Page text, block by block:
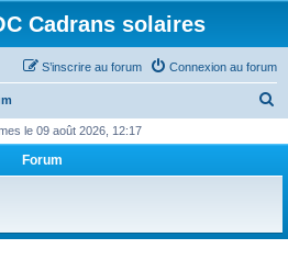
Cadrans solaires
Connexion au forum
S’inscrire au forum
h
r
le 09 août 2026, 12:17
Forum